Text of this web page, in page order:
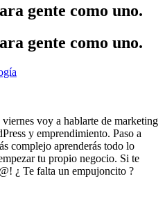
gente como uno.
gente como uno.
voy a hablarte de marketing
y emprendimiento. Paso a
complejo aprenderás todo lo
tu propio negocio. Si te
¿ Te falta un empujoncito ?